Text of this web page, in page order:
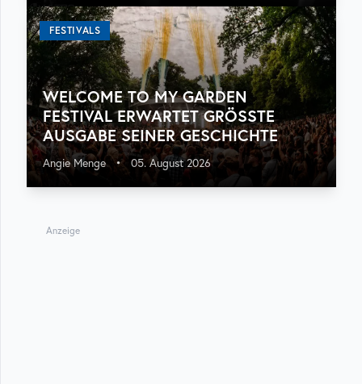
FESTIVALS
WELCOME TO MY GARDEN
FESTIVAL ERWARTET GRÖSSTE A
USGABE SEINER GESCHICHTE
Angie Menge • 05. August 2026
Anzeige